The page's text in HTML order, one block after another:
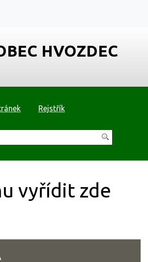
HVOZDEC
Rejstřík
vyřídit zde